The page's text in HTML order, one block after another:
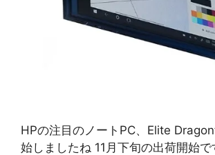
HPの注目のノートPC、Elite
始しましたね 11月下旬の出荷開始で